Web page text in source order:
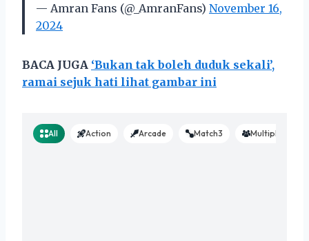
— Amran Fans (@_AmranFans) November 16,
2024
BACA JUGA ‘Bukan tak boleh duduk sekali’,
ramai sejuk hati lihat gambar ini